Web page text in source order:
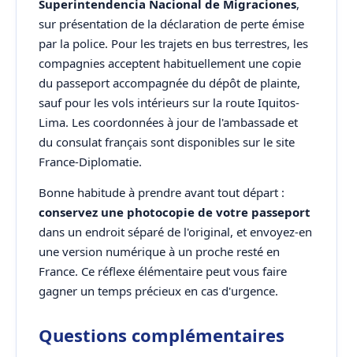
Superintendencia Nacional de Migraciones,
sur présentation de la déclaration de perte émise
par la police. Pour les trajets en bus terrestres, les
compagnies acceptent habituellement une copie
du passeport accompagnée du dépôt de plainte,
sauf pour les vols intérieurs sur la route Iquitos-
Lima. Les coordonnées à jour de l'ambassade et
du consulat français sont disponibles sur le site
France-Diplomatie.
Bonne habitude à prendre avant tout départ :
conservez une photocopie de votre passeport
dans un endroit séparé de l'original, et envoyez-en
une version numérique à un proche resté en
France. Ce réflexe élémentaire peut vous faire
gagner un temps précieux en cas d'urgence.
Questions complémentaires